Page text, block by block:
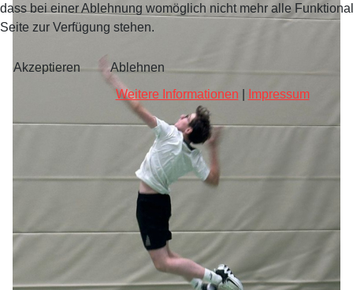
dass bei einer Ablehnung womöglich nicht mehr alle
Seite zur Verfügung stehen.
Akzeptieren Ablehnen
Weitere Informationen Impressum